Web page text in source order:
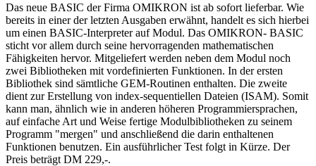
Das neue BASIC der Firma OMIKRON ist ab sofort lieferbar. Wie
bereits in einer der letzten Ausgaben erwähnt, handelt es sich hierbei
um einen BASIC-Interpreter auf Modul. Das OMIKRON- BASIC
sticht vor allem durch seine hervorragenden mathematischen
Fähigkeiten hervor. Mitgeliefert werden neben dem Modul noch
zwei Bibliotheken mit vordefinierten Funktionen. In der ersten
Bibliothek sind sämtliche GEM-Routinen enthalten. Die zweite
dient zur Erstellung von index-sequentiellen Dateien (ISAM). Somit
kann man, ähnlich wie in anderen höheren Programmiersprachen,
auf einfache Art und Weise fertige Modulbibliotheken zu seinem
Programm "mergen" und anschließend die darin enthaltenen
Funktionen benutzen. Ein ausführlicher Test folgt in Kürze. Der
Preis beträgt DM 229,-.